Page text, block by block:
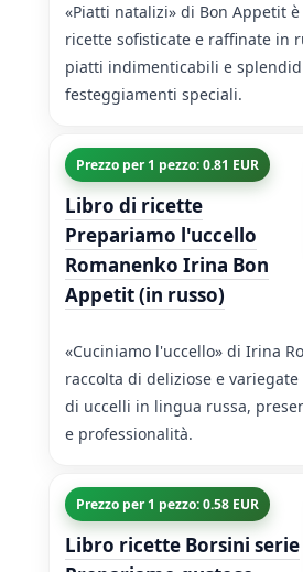
«Piatti natalizi» di Bon Appetit
ricette sofisticate e raffinate in
piatti indimenticabili e
festeggiamenti speciali.
Prezzo per 1 pezzo: 0.81 EUR
Libro di ricette
Prepariamo l'uccello
Romanenko Irina Bon
Appetit (in russo)
«Cuciniamo l'uccello» di Irina
raccolta di deliziose e
di uccelli in lingua russa,
e professionalità.
Prezzo per 1 pezzo: 0.58 EUR
Libro ricette Borsini serie